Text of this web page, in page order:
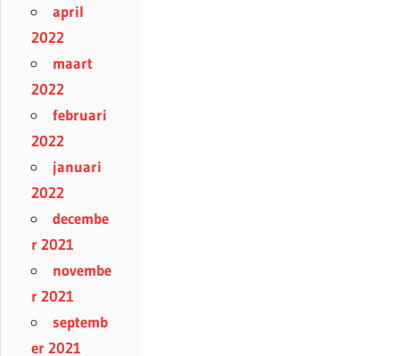
april
2022
maart
2022
februari
2022
januari
2022
decembe
r 2021
novembe
r 2021
septemb
er 2021